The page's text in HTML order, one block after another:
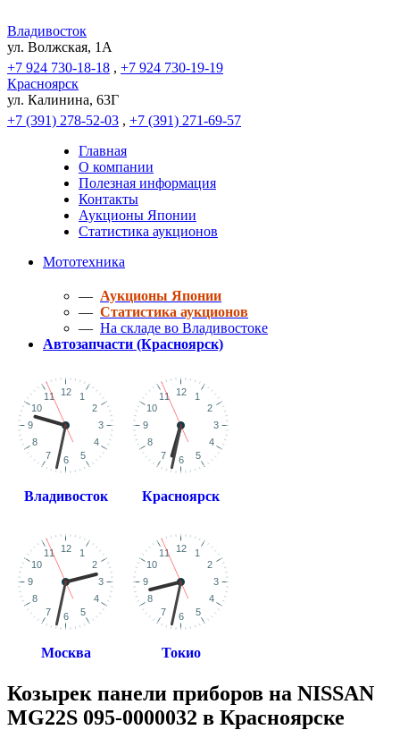
Владивосток
ул. Волжская, 1A
+7 924 730-18-18 , +7 924 730-19-19
Красноярск
ул. Калинина, 63Г
+7 (391) 278-52-03 , +7 (391) 271-69-57
Главная
О компании
Полезная информация
Контакты
Аукционы Японии
Статистика аукционов
Мототехника
— Аукционы Японии
— Статистика аукционов
— На складе во Владивостоке
Автозапчасти (Красноярск)
Владивосток Красноярск
Москва Токио
Козырек панели приборов на NISSAN
MG22S 095-0000032 в Красноярске